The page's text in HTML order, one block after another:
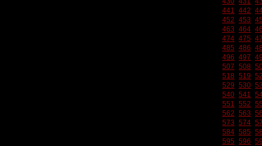
441 442
452 453
463 464
474 475
485 486
496 497
507 508
518 519
529 530
540 541
551 552
562 563
573 574
584 585
595 596